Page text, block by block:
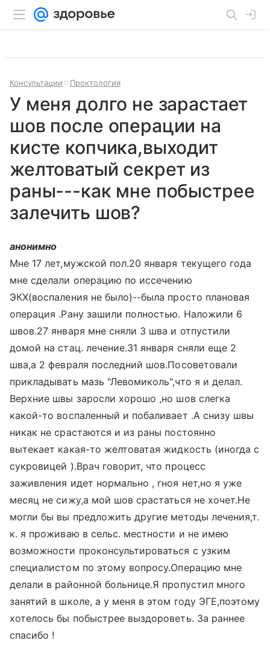
Консультации Проктология
У меня долго не зарастает
шов после операции на
кисте копчика,выходит
желтоватый секрет из
раны---как мне побыстрее
залечить шов?
анонимно
Мне 17 лет,мужской пол.20 января текущего года
мне сделали операцию по иссечению
ЭКХ(воспаления не было)--была просто плановая
операция .Рану зашили полностью. Наложили 6
швов.27 января мне сняли 3 шва и отпустили
домой на стац. лечение.31 января сняли еще 2
шва,а 2 февраля последний шов.Посоветовали
прикладывать мазь "Левомиколь",что я и делал.
Верхние швы заросли хорошо ,но шов слегка
какой-то воспаленный и побаливает .А снизу швы
никак не срастаются и из раны постоянно
вытекает какая-то желтоватая жидкость (иногда с
сукровицей ).Врач говорит, что процесс
заживления идет нормально , гноя нет,но я уже
месяц не сижу,а мой шов срастаться не хочет.Не
могли бы вы предложить другие методы лечения,т.
к. я проживаю в сельс. местности и не имею
возможности проконсультироваться с узким
специалистом по этому вопросу.Операцию мне
делали в районной больнице.Я пропустил много
занятий в школе, а у меня в этом году ЭГЕ,поэтому
хотелось бы побыстрее выздороветь. За раннее
спасибо !